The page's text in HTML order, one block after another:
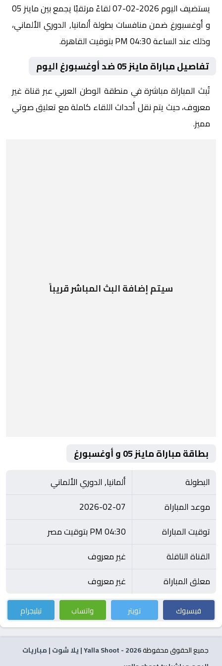
يستضيف اليوم 2026-02-07 لقاءً مرتقبًا يجمع بين ماينز 05
و أوغسبورغ ضمن منافسات بطولة ألمانيا, الدوري الألماني،
وذلك عند الساعة 04:30 PM بتوقيت القاهرة.
تفاصيل مباراة ماينز 05 ضد أوغسبورغ اليوم
تُبث المباراة مباشرة في منطقة الوطن العربي عبر قناة غير
معروف، حيث يتم نقل أحداث اللقاء كاملة مع تعليق صوتي
مميز.
سيتم إضافة البث المباشر قريباً
بطاقة مباراة ماينز 05 و أوغسبورغ
البطولة
ألمانيا, الدوري الألماني
موعد المباراة
2026-02-07
توقيت المباراة
04:30 PM بتوقيت مصر
القناة الناقلة
غير معروف
معلق المباراة
غير معروف
فيسبوك تويتر واتساب تيليجرام
جميع الحقوق محفوظة2026
- Yalla Shoot | يلا شوت | مباريات